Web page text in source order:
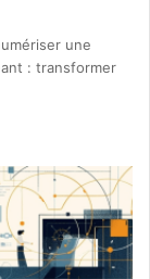
une
: transformer